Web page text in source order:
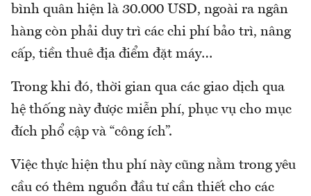
bình quân hiện là 30.000 USD, ngoài ra ngân
hàng còn phải duy trì các chi phí bảo trì, nâng
cấp, tiền thuê địa điểm đặt máy…
Trong khi đó, thời gian qua các giao dịch qua
hệ thống này được miễn phí, phục vụ cho mục
đích phổ cập và “công ích”.
Việc thực hiện thu phí này cũng nằm trong yêu
cầu có thêm nguồn đầu tư cần thiết cho các